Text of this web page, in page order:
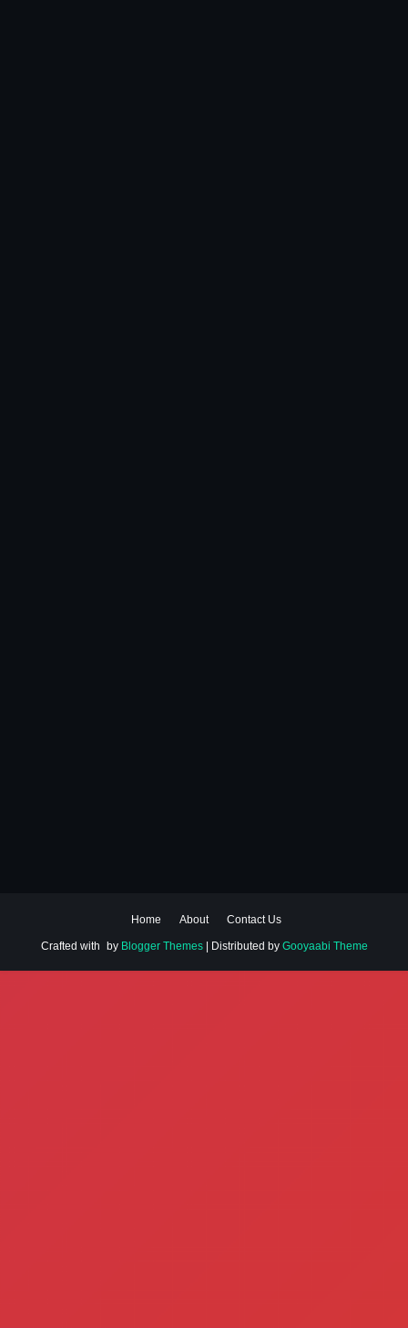
Home About Contact Us
Crafted with by Blogger Themes| Distributed by Gooyaabi Theme